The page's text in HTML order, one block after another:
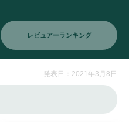
レビュアーランキング
発表日：2021年3月8日